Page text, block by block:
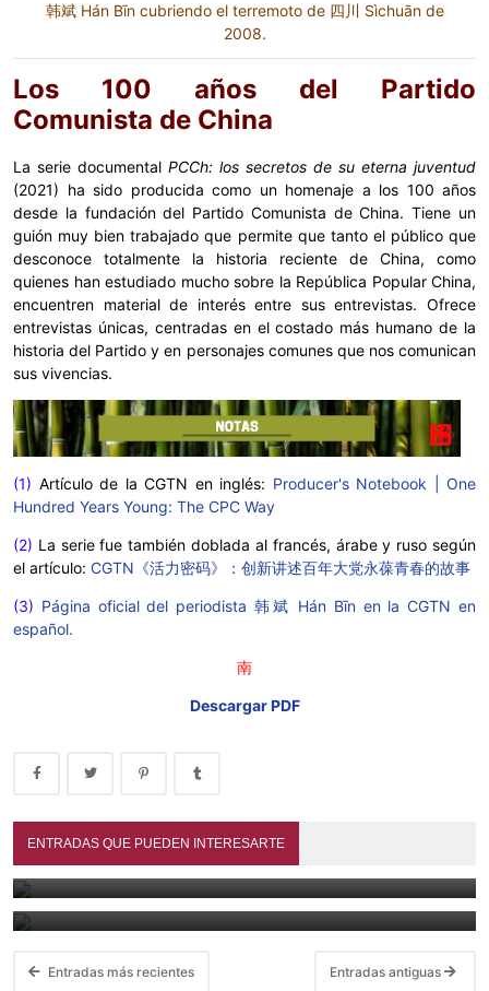
韩斌 Hán Bīn cubriendo el terremoto de 四川 Sìchuān de
2008.
Los 100 años del Partido
Comunista de China
La serie documental PCCh: los secretos de su eterna juventud
(2021) ha sido producida como un homenaje a los 100 años
desde la fundación del Partido Comunista de China. Tiene un
guión muy bien trabajado que permite que tanto el público que
desconoce totalmente la historia reciente de China, como
quienes han estudiado mucho sobre la República Popular China,
encuentren material de interés entre sus entrevistas. Ofrece
entrevistas únicas, centradas en el costado más humano de la
historia del Partido y en personajes comunes que nos comunican
sus vivencias.
(1) Artículo de la CGTN en inglés: Producer's Notebook | One
Hundred Years Young: The CPC Way
(2) La serie fue también doblada al francés, árabe y ruso según
el artículo: CGTN《活力密码》：创新讲述百年大党永葆青春的故事
(3) Página oficial del periodista 韩斌 Hán Bīn en la CGTN en
español.
南
Descargar PDF
ENTRADAS QUE PUEDEN INTERESARTE
A treinta mil lǐ de Cháng'ān (2023)
June 29, 2026
Las mejores películas chinas de 2025 - Animación, acción y
February 8, 2026
Entradas más recientes Entradas antiguas